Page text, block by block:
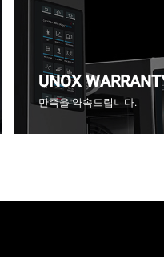
UNOX
만족을 약속드립니다.